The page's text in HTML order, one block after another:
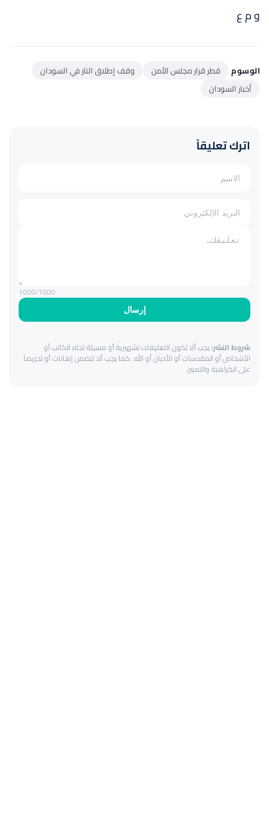
و م ع
الوسوم قطر قرار مجلس الأمن
وقف إطلاق النار في السودان
أخبار السودان
اترك تعليقاً
إرسال
1000/1000
شروط النشر:يجب ألا تكون التعليقات تشهيرية أو مسيئة تجاه الكاتب أو
الأشخاص أو المقدسات أو الأديان أو الله. كما يجب ألا تتضمن إهانات أو تحريضاً
على الكراهية والتمييز.